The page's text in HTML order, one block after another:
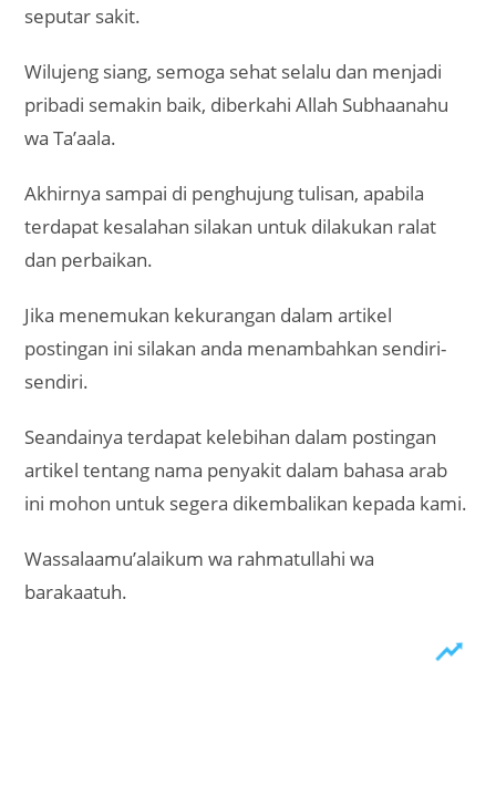
seputar sakit.
Wilujeng siang, semoga sehat selalu dan menjadi
pribadi semakin baik, diberkahi Allah Subhaanahu
wa Ta’aala.
Akhirnya sampai di penghujung tulisan, apabila
terdapat kesalahan silakan untuk dilakukan ralat
dan perbaikan.
Jika menemukan kekurangan dalam artikel
postingan ini silakan anda menambahkan sendiri-
sendiri.
Seandainya terdapat kelebihan dalam postingan
artikel tentang nama penyakit dalam bahasa arab
ini mohon untuk segera dikembalikan kepada kami.
Wassalaamu’alaikum wa rahmatullahi wa
barakaatuh.